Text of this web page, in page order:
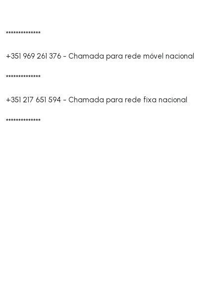
**************
+351 969 261 376 - Chamada para rede móvel nacional
**************
+351 217 651 594 - Chamada para rede fixa nacional
**************